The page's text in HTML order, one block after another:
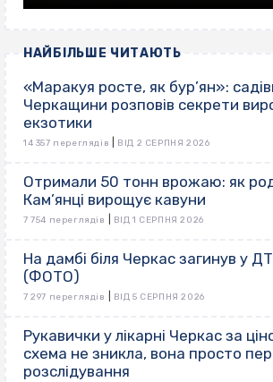
НАЙБІЛЬШЕ ЧИТАЮТЬ
«Маракуя росте, як бур’ян»:
Черкащини розповів секрети
екзотики
14 357 переглядів ВІД 2 СЕРПНЯ 2026
Отримали 50 тонн врожаю: як
Кам’янці вирощує кавуни
7 754 переглядів ВІД 1 СЕРПНЯ 2026
На дамбі біля Черкас загинув у
(ФОТО)
7 297 переглядів ВІД 5 СЕРПНЯ 2026
Рукавички у лікарні Черкас за
схема не зникла, вона просто
розслідування